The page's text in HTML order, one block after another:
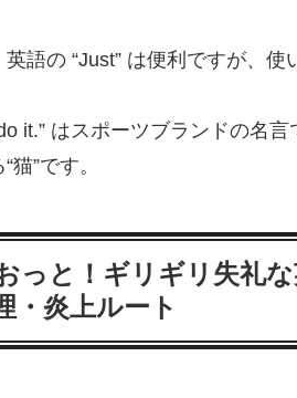
英語の “Just” は便利ですが、
it.” はスポーツブランドの名
猫”です。
っと！ギリギリ失礼
・炎上ルート